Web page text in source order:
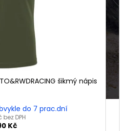
šikmý nápis
do 7 prac.dní
bez DPH
Kč